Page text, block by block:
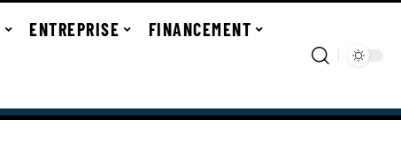
ENTREPRISE FINANCEMENT